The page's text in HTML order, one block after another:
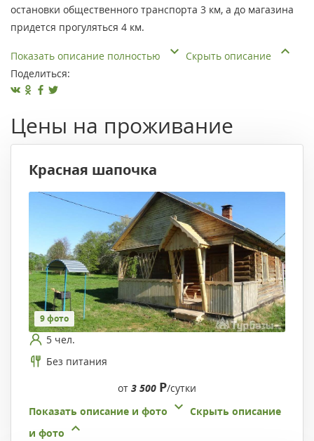
остановки общественного транспорта 3 км, а до магазина
придется прогуляться 4 км.
Показать описание полностью
Скрыть описание
Поделиться:
Цены на проживание
Красная шапочка
9 фото
5 чел.
Без питания
от 3 500 Р/сутки
Показать описание и фото
Скрыть описание
и фото